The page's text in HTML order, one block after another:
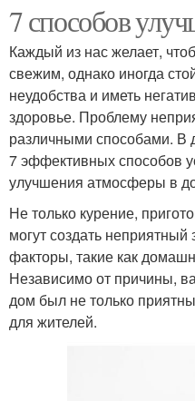
7 способов
Каждый из нас желает,
свежим, однако иногда
неудобства и иметь
здоровье. Проблему
различными способами. В
7 эффективных способов
улучшения атмосферы в
Не только курение,
могут создать
факторы, такие как
Независимо от причины,
дом был не только
для жителей.